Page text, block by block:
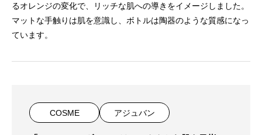
るオレンジの変化で、リッチな肌への導きをイメージしました。
マットな手触りは肌を意識し、ボトルは陶器のような質感になっ
ています。
COSME アジュバン